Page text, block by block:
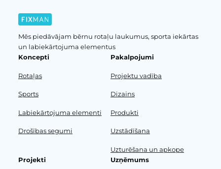
Mēs piedāvājam bērnu rotaļu laukumus, sporta iekārtas
un labiekārtojuma elementus
Koncepti
Rotaļas
Sports
Labiekārtojuma elementi
Drošības segumi
Pakalpojumi
Projektu vadība
Dizains
Produkti
Uzstādīšana
Uzturēšana un apkope
Projekti
Uzņēmums